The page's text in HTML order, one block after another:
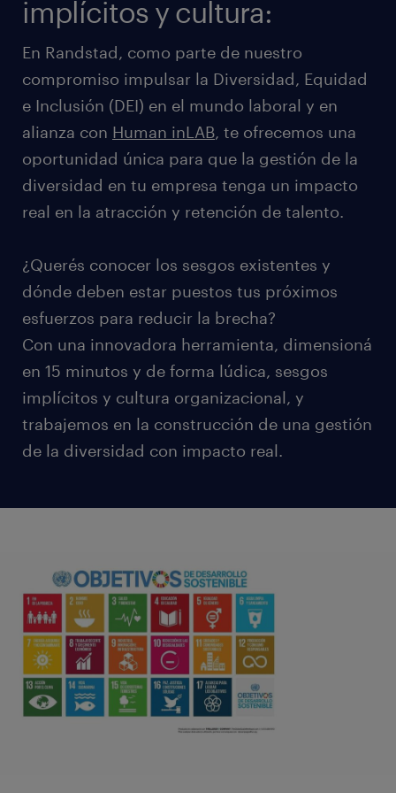
implícitos y cultura:
En Randstad, como parte de nuestro
compromiso impulsar la Diversidad, Equidad
e Inclusión (DEI) en el mundo laboral y en
alianza con Human inLAB, te ofrecemos una
oportunidad única para que la gestión de la
diversidad en tu empresa tenga un impacto
real en la atracción y retención de talento.
¿Querés conocer los sesgos existentes y
dónde deben estar puestos tus próximos
esfuerzos para reducir la brecha?
Con una innovadora herramienta, dimensioná
en 15 minutos y de forma lúdica, sesgos
implícitos y cultura organizacional, y
trabajemos en la construcción de una gestión
de la diversidad con impacto real.